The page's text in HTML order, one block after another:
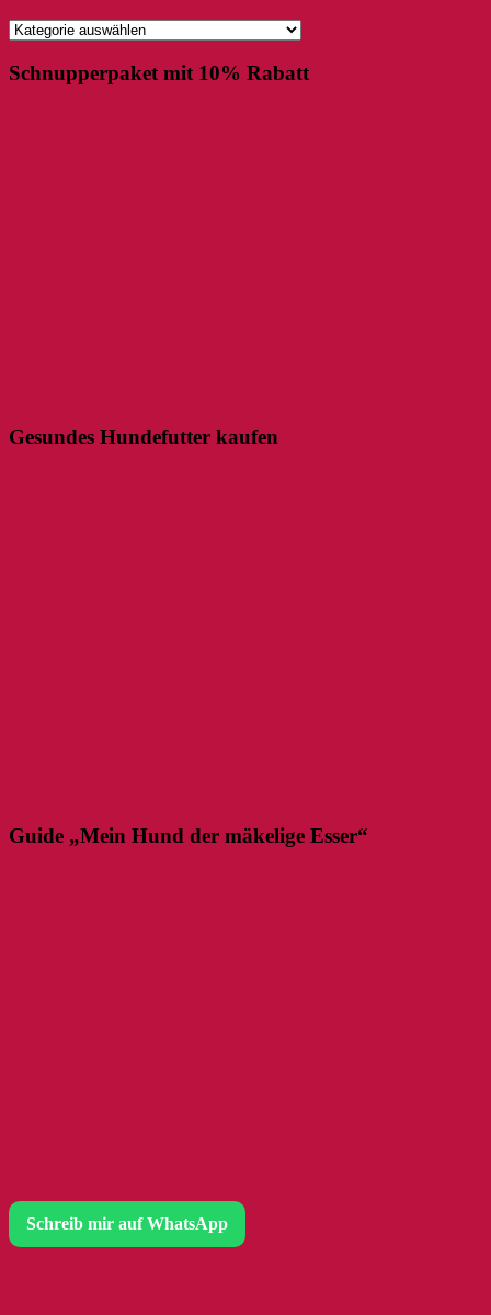
Kategorien
Schnupperpaket mit 10% Rabatt
Gesundes Hundefutter kaufen
Guide „Mein Hund der mäkelige Esser“
Schreib mir auf WhatsApp